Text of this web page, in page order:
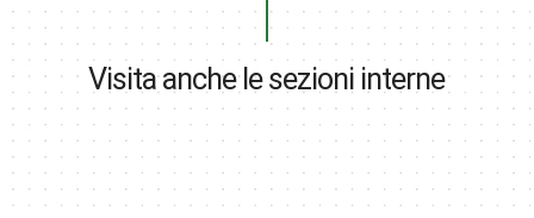
Visita anche le sezioni interne